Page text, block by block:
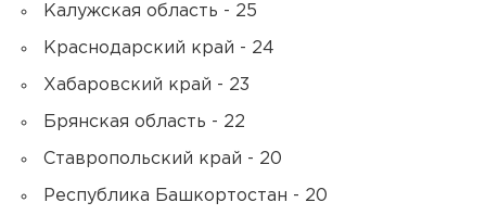
Калужская область - 25
Краснодарский край - 24
Хабаровский край - 23
Брянская область - 22
Ставропольский край - 20
Республика Башкортостан - 20